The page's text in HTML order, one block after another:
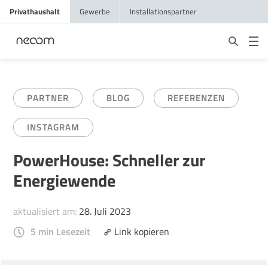
Privathaushalt Gewerbe Installationspartner
PARTNER BLOG REFERENZEN
INSTAGRAM
PowerHouse: Schneller zur
Energiewende
aktualisiert am: 28. Juli 2023
5 min Lesezeit
Link kopieren